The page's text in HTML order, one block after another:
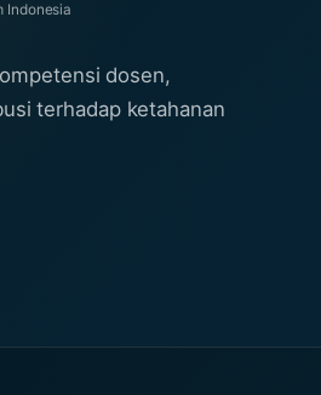
Indonesia
dosen,
terhadap ketahanan